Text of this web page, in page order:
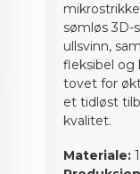
sømløs 3D-
ullsvinn,
fleksibel og
tovet for
et tidløst
kvalitet.
Materiale: